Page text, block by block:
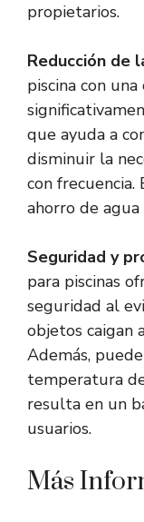
propietarios.
Reducción de
piscina con
que ayuda a
disminuir la
con
ahorro de
Seguridad y
para piscinas
seguridad al
objetos caigan
Además,
temperatura
resulta en un
usuarios.
Más